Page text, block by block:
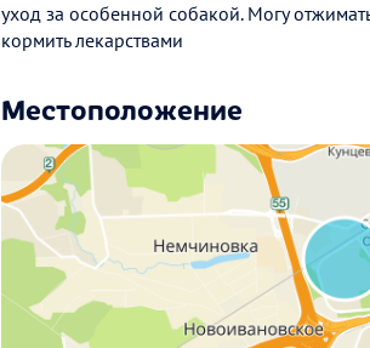
уход за особенной собакой. Могу
кормить лекарствами
Местоположение